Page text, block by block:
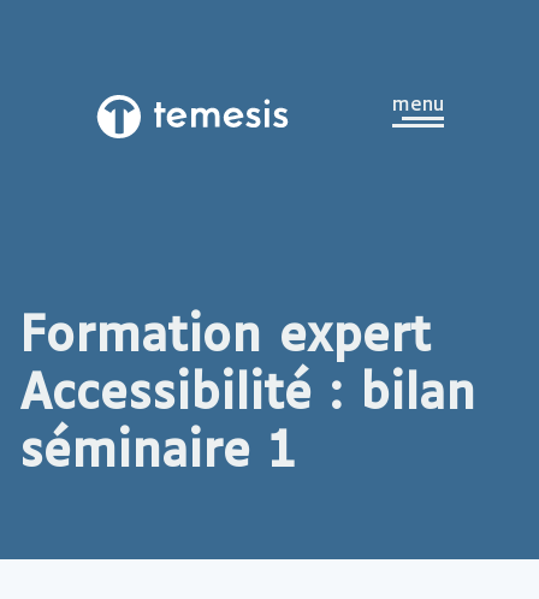
Temesis,
retour
ouvrir
le
menu
Formation expert
Accessibilité : bilan
séminaire 1